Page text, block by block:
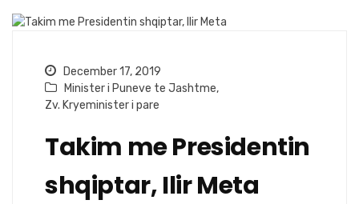
December 17, 2019
Minister i Puneve te Jashtme,
Zv. Kryeminister i pare
Takim me Presidentin
shqiptar, Ilir Meta